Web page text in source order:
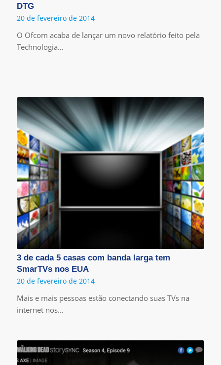
DTG
20 de fevereiro de 2014
O Ofcom acaba de lançar um novo relatório feito pela
Technologia…
3 de cada 5 casas com banda larga tem
SmarTVs nos EUA
20 de fevereiro de 2014
Mais e mais pessoas estão conectando suas TVs na
internet nos…